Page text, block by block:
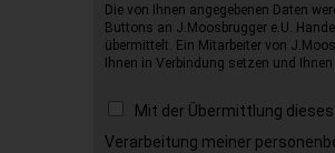
Die von Ihnen angegebenen Daten
Buttons an J.Moosbrugger e.U.
übermittelt. Ein Mitarbeiter von
Ihnen in Verbindung setzen und
Mit der Übermittlung
Verarbeitung meiner